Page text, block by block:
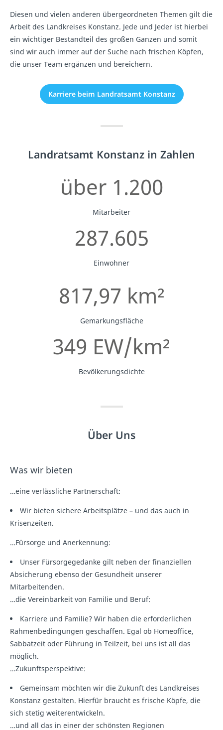
Diesen und vielen anderen übergeordneten Themen gilt die
Arbeit des Landkreises Konstanz. Jede und Jeder ist hierbei
ein wichtiger Bestandteil des großen Ganzen und somit
sind wir auch immer auf der Suche nach frischen Köpfen,
die unser Team ergänzen und bereichern.
Karriere beim Landratsamt Konstanz
Landratsamt Konstanz in Zahlen
über 1.200
Mitarbeiter
287.605
Einwohner
817,97 km²
Gemarkungsfläche
349 EW/km²
Bevölkerungsdichte
Über Uns
Was wir bieten
…eine verlässliche Partnerschaft:
Wir bieten sichere Arbeitsplätze – und das auch in
Krisenzeiten.
…Fürsorge und Anerkennung:
Unser Fürsorgegedanke gilt neben der finanziellen
Absicherung ebenso der Gesundheit unserer
Mitarbeitenden.
…die Vereinbarkeit von Familie und Beruf:
Karriere und Familie? Wir haben die erforderlichen
Rahmenbedingungen geschaffen. Egal ob Homeoffice,
Sabbatzeit oder Führung in Teilzeit, bei uns ist all das
möglich.
…Zukunftsperspektive:
Gemeinsam möchten wir die Zukunft des Landkreises
Konstanz gestalten. Hierfür braucht es frische Köpfe, die
sich stetig weiterentwickeln.
…und all das in einer der schönsten Regionen